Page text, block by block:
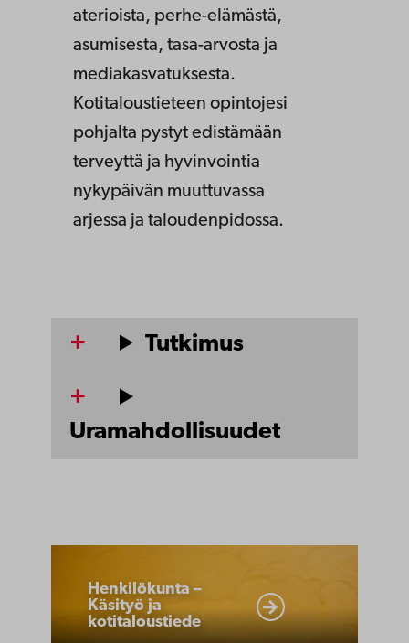
aterioista, perhe-elämästä,
asumisesta, tasa-arvosta ja
mediakasvatuksesta.
Kotitaloustieteen opintojesi
pohjalta pystyt edistämään
terveyttä ja hyvinvointia
nykypäivän muuttuvassa
arjessa ja taloudenpidossa.
Tutkimus
Uramahdollisuudet
Henkilökunta –
Käsityö ja
kotitaloustiede
Käsityö